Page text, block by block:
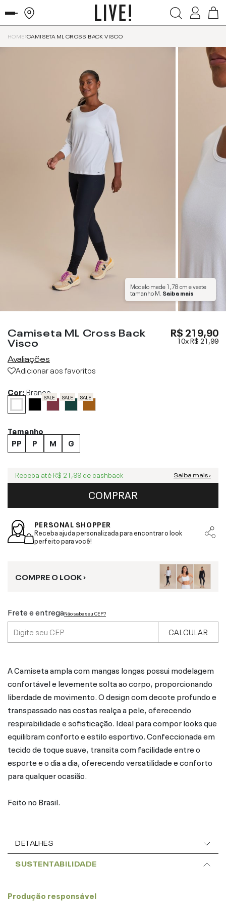
HOME CAMISETA ML CROSS BACK VISCO
Modelo mede1,78 cme veste
tamanhoM Saiba mais
Camiseta ML Cross Back
Visco
Avaliações
Adicionar aos favoritos
R$ 219,90
10xR$ 21,99
Cor:Branco
SALE SALE SALE
Tamanho
PP
P M G
Receba até R$ 21,99 de cashback Saiba mais ›
COMPRAR
PERSONAL SHOPPER
Receba ajuda personalizada para encontrar o look
perfeito para você!
COMPRE O LOOK ›
Frete e entregaNão sabe seu CEP?
CALCULAR
A Camiseta ampla com mangas longas possui modelagem
confortável e levemente solta ao corpo, proporcionando
liberdade de movimento. O design com decote profundo e
transpassado nas costas realça a pele, oferecendo
respirabilidade e sofisticação. Ideal para compor looks que
equilibram conforto e estilo esportivo. Confeccionada em
tecido de toque suave, transita com facilidade entre o
esporte e o dia a dia, oferecendo versatilidade e conforto
para qualquer ocasião.
Feito no Brasil.
DETALHES
SUSTENTABILIDADE
Produção responsável